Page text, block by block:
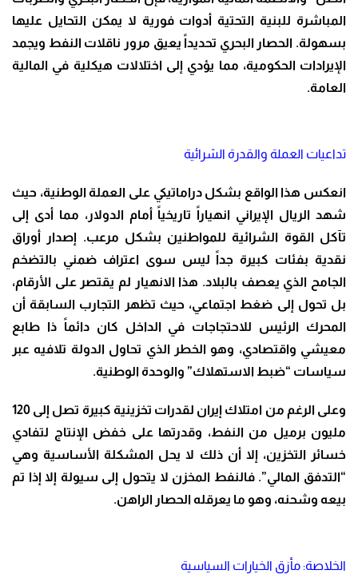
المباشرة للبنية التحتية أدوات فورية لا يمكن التحايل عليها
بسهولة. الحصار البحري تحديداً يعيق مرور ناقلات النفط ويجمد
الإيرادات الحكومية، مما يؤدي إلى اختلالات هيكلية في المالية
العامة.
تداعيات العملة والقدرة الشرائية
انعكس هذا الواقع بشكل دراماتيكي على العملة الوطنية، حيث
شهد الريال الإيراني انهياراً تاريخياً أمام الدولار، مما أدى إلى
تآكل القوة الشرائية للمواطنين بشكل مرعب. إصدار أوراق
نقدية بفئات كبيرة جداً ليس سوى اعتراف ضمني بالتضخم
الجامح الذي يعصف بالبلاد. هذا الانهيار لم يقتصر على الأرقام،
بل تحول إلى ضغط اجتماعي، حيث تظهر التجارب السابقة أن
المحرك الرئيس للاحتجاجات في الداخل كان دائماً ذا طابع
معيشي واقتصادي، وهو الخطر الذي تحاول الدولة تلافيه عبر
سياسات “ضبط الاستهلاك” والوحدة الوطنية.
وعلى الرغم من امتلاك إيران لقدرات تخزينية كبيرة تصل إلى 120
مليون برميل من النفط، وقدرتها على خفض الإنتاج لتفادي
خسائر التخزين، إلا أن ذلك لا يحل المشكلة الأساسية وهي
“التدفق المالي”. فالنفط المخزن لا يتحول إلى سيولة إلا إذا تم
بيعه وشحنه، وهو ما يعرقله الحصار الراهن.
الخلاصة: مأزق الخيارات السياسية